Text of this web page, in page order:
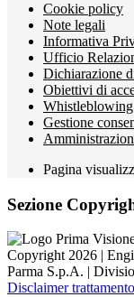
Cookie policy
Note legali
Informativa
Ufficio
Dichiarazione
Obiettivi di
Whistleblowing
Gestione
Pagina
Sezione
Copyright 2026 |
Parma S.p.A. |
Disclaimer